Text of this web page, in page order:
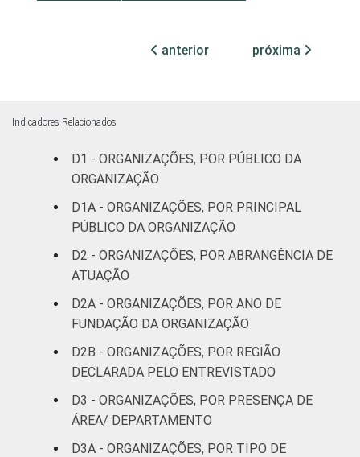
Centro-Oeste 7
Cultura e
Educação e
pesquisa
e defesa de
direitos
Religião
Saúde e
assistência
social
anterior próxima
Indicadores Relacionados
D1 - ORGANIZAÇÕES, POR PÚBLICO DA
ORGANIZAÇÃO
D1A - ORGANIZAÇÕES, POR PRINCIPAL
PÚBLICO DA ORGANIZAÇÃO
D2 - ORGANIZAÇÕES, POR ABRANGÊNCIA DE
ATUAÇÃO
D2A - ORGANIZAÇÕES, POR ANO DE
FUNDAÇÃO DA ORGANIZAÇÃO
D2B - ORGANIZAÇÕES, POR REGIÃO
DECLARADA PELO ENTREVISTADO
D3 - ORGANIZAÇÕES, POR PRESENÇA DE
ÁREA/ DEPARTAMENTO
D3A - ORGANIZAÇÕES, POR TIPO DE